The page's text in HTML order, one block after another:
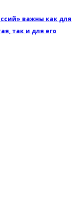
важны как для
так и для его